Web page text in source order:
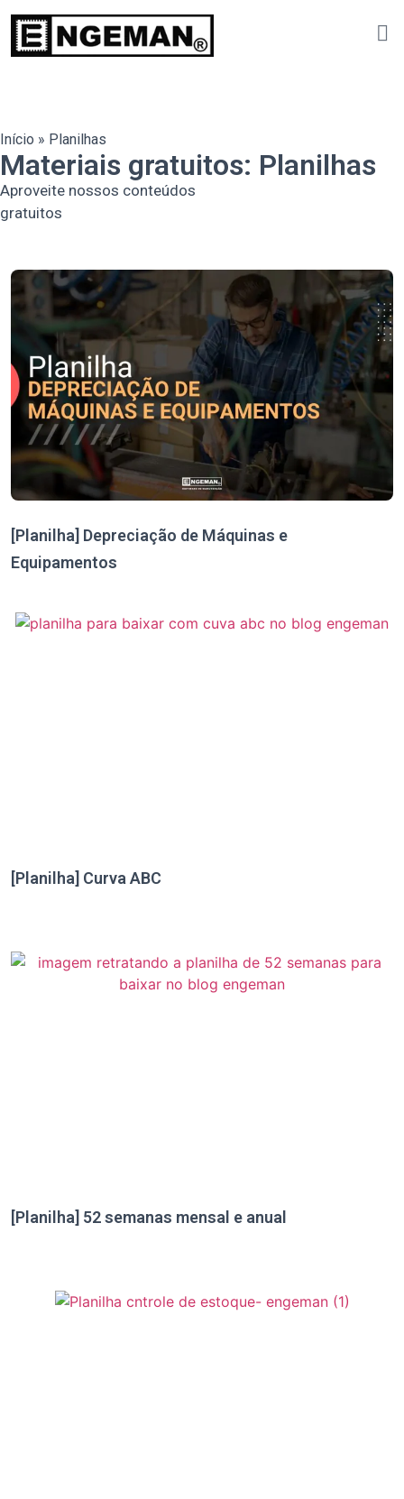
Início » Planilhas
Materiais gratuitos: Planilhas
Aproveite nossos conteúdos
gratuitos
[Planilha] Depreciação de Máquinas e
Equipamentos
[Planilha] Curva ABC
[Planilha] 52 semanas mensal e anual